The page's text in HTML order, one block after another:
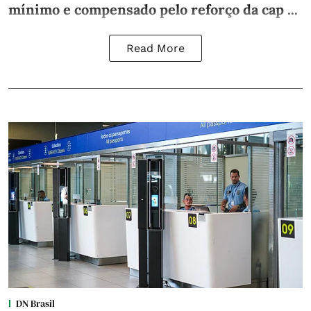
mínimo e compensado pelo reforço da cap ...
Read More
DN Brasil